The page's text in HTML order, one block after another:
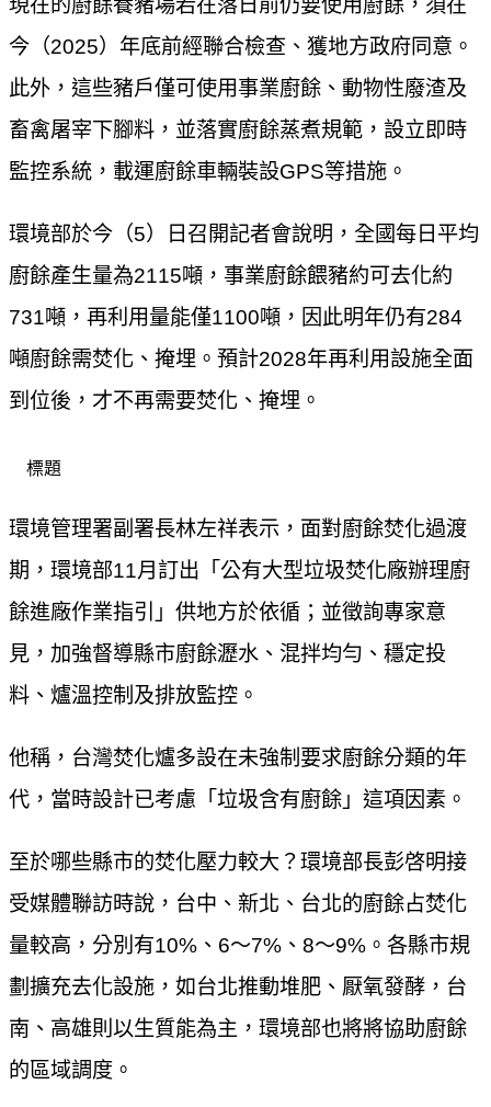
現在的廚餘養豬場若在落日前仍要使用廚餘，須在
今（2025）年底前經聯合檢查、獲地方政府同意。
此外，這些豬戶僅可使用事業廚餘、動物性廢渣及
畜禽屠宰下腳料，並落實廚餘蒸煮規範，設立即時
監控系統，載運廚餘車輛裝設GPS等措施。
環境部於今（5）日召開記者會說明，全國每日平均
廚餘產生量為2115噸，事業廚餘餵豬約可去化約
731噸，再利用量能僅1100噸，因此明年仍有284
噸廚餘需焚化、掩埋。預計2028年再利用設施全面
到位後，才不再需要焚化、掩埋。
標題
環境管理署副署長林左祥表示，面對廚餘焚化過渡
期，環境部11月訂出「公有大型垃圾焚化廠辦理廚
餘進廠作業指引」供地方於依循；並徵詢專家意
見，加強督導縣市廚餘瀝水、混拌均勻、穩定投
料、爐溫控制及排放監控。
他稱，台灣焚化爐多設在未強制要求廚餘分類的年
代，當時設計已考慮「垃圾含有廚餘」這項因素。
至於哪些縣市的焚化壓力較大？環境部長彭啓明接
受媒體聯訪時說，台中、新北、台北的廚餘占焚化
量較高，分別有10%、6～7%、8～9%。各縣市規
劃擴充去化設施，如台北推動堆肥、厭氧發酵，台
南、高雄則以生質能為主，環境部也將將協助廚餘
的區域調度。